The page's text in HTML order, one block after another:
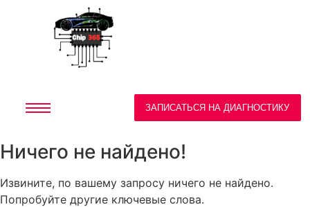
ЗАПИСАТЬСЯ НА ДИАГНОСТИКУ
Ничего не найдено!
Извините, по вашему запросу ничего не найдено.
Попробуйте другие ключевые слова.